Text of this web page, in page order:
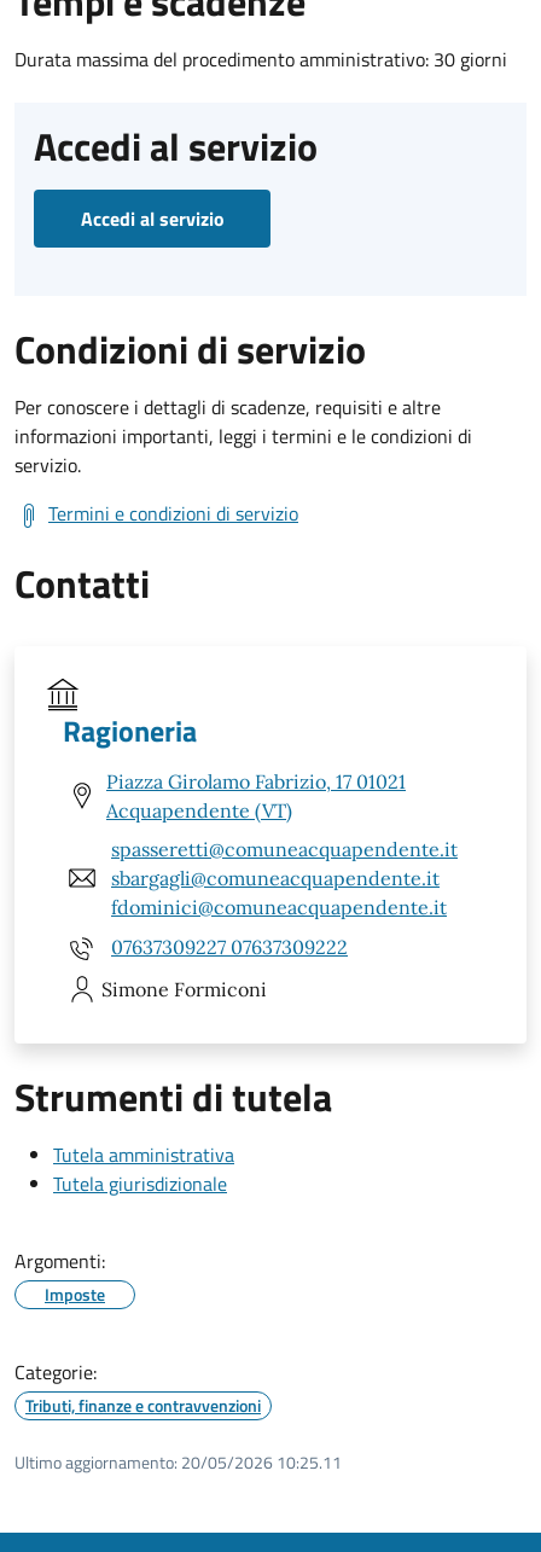
Durata massima del procedimento amministrativo: 30 giorni
Accedi al servizio
Accedi al servizio
Condizioni di servizio
Per conoscere i dettagli di scadenze, requisiti e altre
informazioni importanti, leggi i termini e le condizioni di
servizio.
Termini e condizioni di servizio
Contatti
Ragioneria
Piazza Girolamo Fabrizio, 17 01021
Acquapendente (VT)
spasseretti@comuneacquapendente.it
sbargagli@comuneacquapendente.it
fdominici@comuneacquapendente.it
07637309227 07637309222
Simone Formiconi
Strumenti di tutela
Tutela amministrativa
Tutela giurisdizionale
Argomenti:
Imposte
Categorie:
Tributi, finanze e contravvenzioni
Ultimo aggiornamento: 20/05/2026 10:25.11